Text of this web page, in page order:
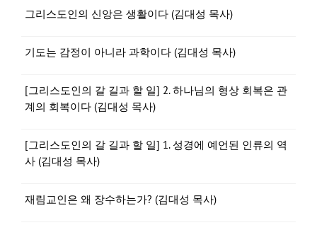
그리스도인의 신앙은 생활이다 (김대성 목사)
기도는 감정이 아니라 과학이다 (김대성 목사)
[그리스도인의 갈 길과 할 일] 2. 하나님의 형상 회복은 관
계의 회복이다 (김대성 목사)
[그리스도인의 갈 길과 할 일] 1. 성경에 예언된 인류의 역
사 (김대성 목사)
재림교인은 왜 장수하는가? (김대성 목사)